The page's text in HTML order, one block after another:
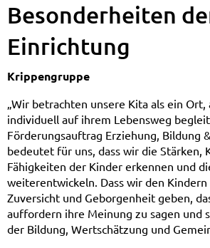
Besonderheiten
Einrichtung
Krippengruppe
„Wir betrachten unsere Kita als ein
individuell auf ihrem Lebensweg
Förderungsauftrag Erziehung, Bildung
bedeutet für uns, dass wir die Stärken,
Fähigkeiten der Kinder erkennen und
weiterentwickeln. Dass wir den Kindern
Zuversicht und Geborgenheit geben,
auffordern ihre Meinung zu sagen und
der Bildung, Wertschätzung und